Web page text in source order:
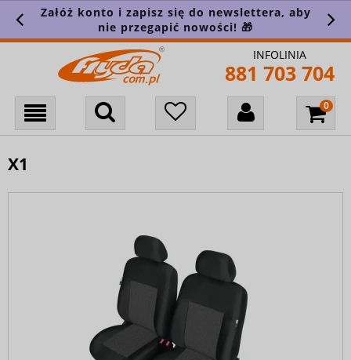
Załóż konto i zapisz się do newslettera, aby
nie przegapić nowości! 🎁
INFOLINIA
881 703 704
X1